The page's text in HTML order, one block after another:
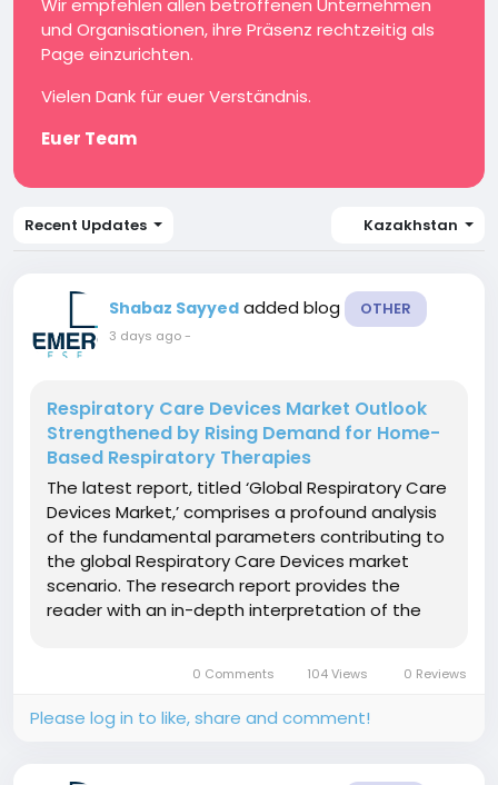
Wir empfehlen allen betroffenen Unternehmen
und Organisationen, ihre Präsenz rechtzeitig als
Page einzurichten.
Vielen Dank für euer Verständnis.
Euer Team
Recent Updates Kazakhstan
Shabaz Sayyed added blog OTHER
3 days ago-
Respiratory Care Devices Market Outlook
Strengthened by Rising Demand for Home-
Based Respiratory Therapies
The latest report, titled ‘Global Respiratory Care
Devices Market,’ comprises a profound analysis
of the fundamental parameters contributing to
the global Respiratory Care Devices market
scenario. The research report provides the
reader with an in-depth interpretation of the
0 Comments 104 Views 0 Reviews
Please log in to like, share and comment!